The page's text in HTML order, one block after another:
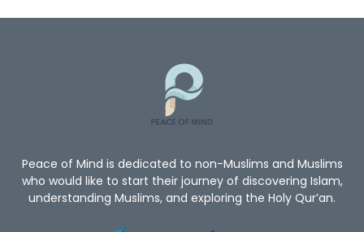
Peace of Mind is dedicated to non-Muslims and Muslims
who would like to start their journey of discovering Islam,
understanding Muslims, and exploring the Holy Qur’an.